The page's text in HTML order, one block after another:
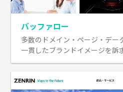
バッファロー
多数のドメイン・ページ・デー
一貫したブランドイメージを訴